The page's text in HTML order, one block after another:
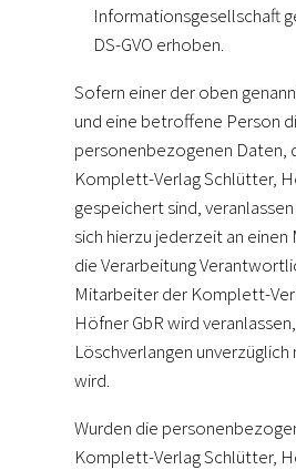
Informationsgesellschaft
DS-GVO erhoben.
Sofern einer der oben
und eine betroffene Person
personenbezogenen Daten,
Komplett-Verlag Schlütter,
gespeichert sind,
sich hierzu jederzeit an
die Verarbeitung
Mitarbeiter der Komplett-
Höfner GbR wird
Löschverlangen
wird.
Wurden die
Komplett-Verlag Schlütter,